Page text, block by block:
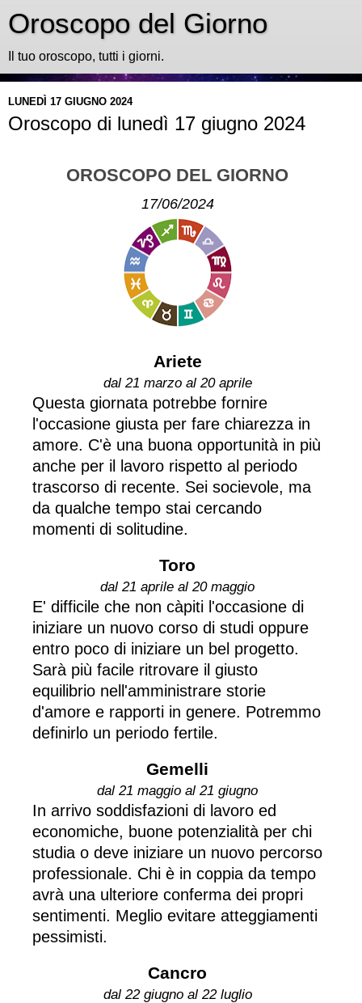
Oroscopo del Giorno
Il tuo oroscopo, tutti i giorni.
LUNEDÌ 17 GIUGNO 2024
Oroscopo di lunedì 17 giugno 2024
OROSCOPO DEL GIORNO
17/06/2024
Ariete
dal 21 marzo al 20 aprile
Questa giornata potrebbe fornire
l'occasione giusta per fare chiarezza in
amore. C'è una buona opportunità in più
anche per il lavoro rispetto al periodo
trascorso di recente. Sei socievole, ma
da qualche tempo stai cercando
momenti di solitudine.
Toro
dal 21 aprile al 20 maggio
E' difficile che non càpiti l'occasione di
iniziare un nuovo corso di studi oppure
entro poco di iniziare un bel progetto.
Sarà più facile ritrovare il giusto
equilibrio nell'amministrare storie
d'amore e rapporti in genere. Potremmo
definirlo un periodo fertile.
Gemelli
dal 21 maggio al 21 giugno
In arrivo soddisfazioni di lavoro ed
economiche, buone potenzialità per chi
studia o deve iniziare un nuovo percorso
professionale. Chi è in coppia da tempo
avrà una ulteriore conferma dei propri
sentimenti. Meglio evitare atteggiamenti
pessimisti.
Cancro
dal 22 giugno al 22 luglio